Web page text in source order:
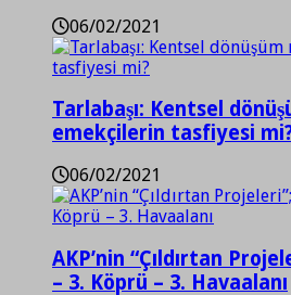
06/02/2021
Tarlabaşı: Kentsel
emekçilerin tasfiyesi
06/02/2021
AKP’nin “Çıldırtan
– 3. Köprü – 3. Havaalanı